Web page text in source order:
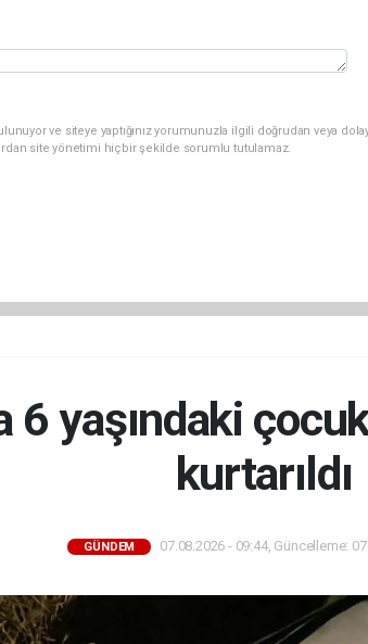
ve siteye yaptığınız yorumunuzla ilgili doğrudan veya
site yönetimi hiçbir şekilde sorumlu tutulamaz.
6 yaşındaki
kurtarıldı
GÜNDEM 07.08.2026 - 09:44, Güncelleme: